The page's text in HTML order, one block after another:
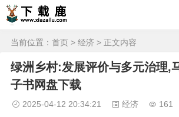
当前位置： 首页 > 经济 > 正文内容
绿洲乡村:发展评价与多元治理,
子书网盘下载
2025-04-12 20:34:21 经济 161